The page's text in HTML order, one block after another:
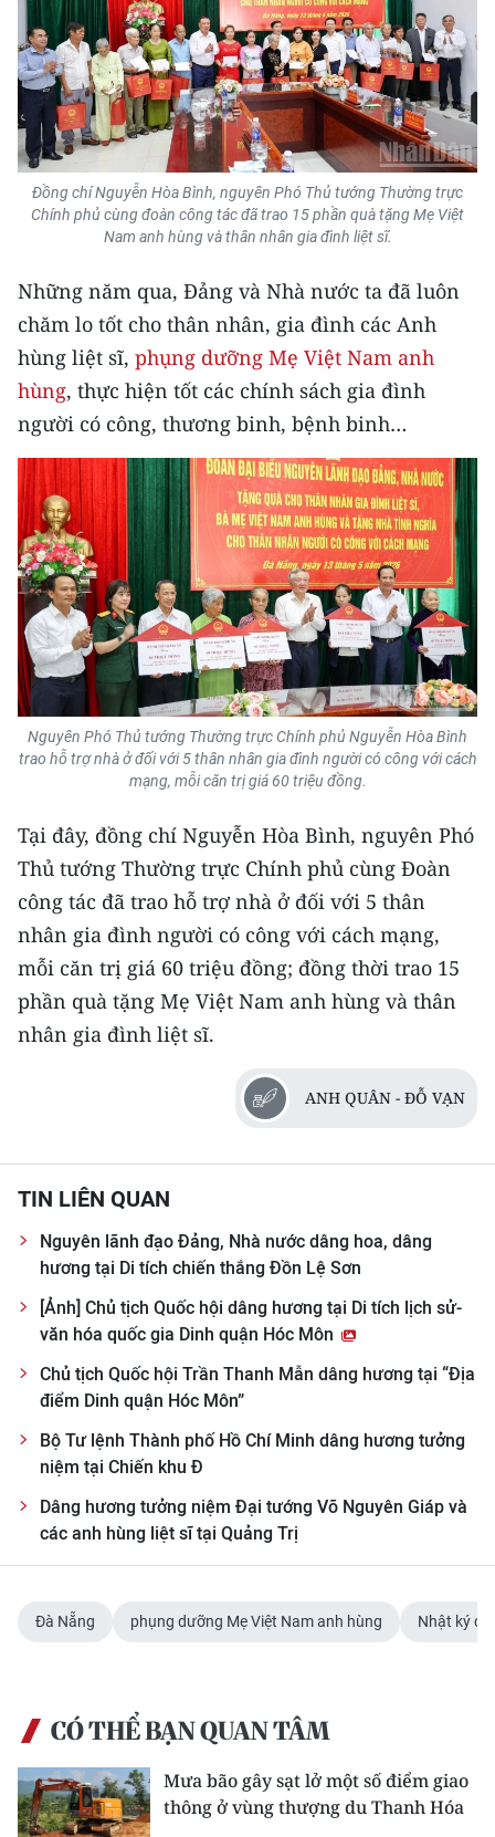
ENGLISH
中文
FRANÇAIS
РУССКИЙ
ESPAÑOL
한국어
Đồng chí Nguyễn Hòa Bình, nguyên Phó Thủ tướng Thường trực
Chính phủ cùng đoàn công tác đã trao 15 phần quà tặng Mẹ Việt
Nam anh hùng và thân nhân gia đình liệt sĩ.
Những năm qua, Đảng và Nhà nước ta đã luôn
chăm lo tốt cho thân nhân, gia đình các Anh
hùng liệt sĩ, phụng dưỡng Mẹ Việt Nam anh
hùng, thực hiện tốt các chính sách gia đình
người có công, thương binh, bệnh binh…
Nguyên Phó Thủ tướng Thường trực Chính phủ Nguyễn Hòa Bình
trao hỗ trợ nhà ở đối với 5 thân nhân gia đình người có công với cách
mạng, mỗi căn trị giá 60 triệu đồng.
Tại đây, đồng chí Nguyễn Hòa Bình, nguyên Phó
Thủ tướng Thường trực Chính phủ cùng Đoàn
công tác đã trao hỗ trợ nhà ở đối với 5 thân
nhân gia đình người có công với cách mạng,
mỗi căn trị giá 60 triệu đồng; đồng thời trao 15
phần quà tặng Mẹ Việt Nam anh hùng và thân
nhân gia đình liệt sĩ.
ANH QUÂN - ĐỖ VẠN
TIN LIÊN QUAN
Nguyên lãnh đạo Đảng, Nhà nước dâng hoa, dâng
hương tại Di tích chiến thắng Đồn Lệ Sơn
[Ảnh] Chủ tịch Quốc hội dâng hương tại Di tích lịch sử-
văn hóa quốc gia Dinh quận Hóc Môn
Chủ tịch Quốc hội Trần Thanh Mẫn dâng hương tại “Địa
điểm Dinh quận Hóc Môn”
Bộ Tư lệnh Thành phố Hồ Chí Minh dâng hương tưởng
niệm tại Chiến khu Đ
Dâng hương tưởng niệm Đại tướng Võ Nguyên Giáp và
các anh hùng liệt sĩ tại Quảng Trị
Đà Nẵng phụng dưỡng Mẹ Việt Nam anh hùng Nhật ký
CÓ THỂ BẠN QUAN TÂM
Mưa bão gây sạt lở một số điểm giao
thông ở vùng thượng du Thanh Hóa